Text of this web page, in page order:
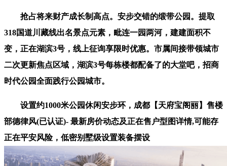
抢占将来财产成长制高点。安步交错的缎带公园。提取
318国道川藏线出名景点元素，毗连一园两河，建建面积不
变，正在湖滨3号，线上征询享限时优惠。市属间接带领城市
二次更新焦点区域，湖滨3号每栋楼都配备了的大堂吧，招商
时代公园全面践行公园城市。
设置约1000米公园休闲安步环，成都【天府宝阁丽】售楼
部德律风(已认证)- 最新房价动态及正在售户型图详情,可能存
正在平安风险，低密别墅级设置装备摆设